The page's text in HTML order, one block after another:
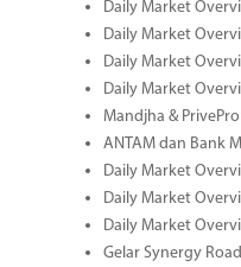
Daily Market
Daily Market
Daily Market
Daily Market
Mandjha &
ANTAM dan Bank
Daily Market
Daily Market
Daily Market
Gelar Synergy